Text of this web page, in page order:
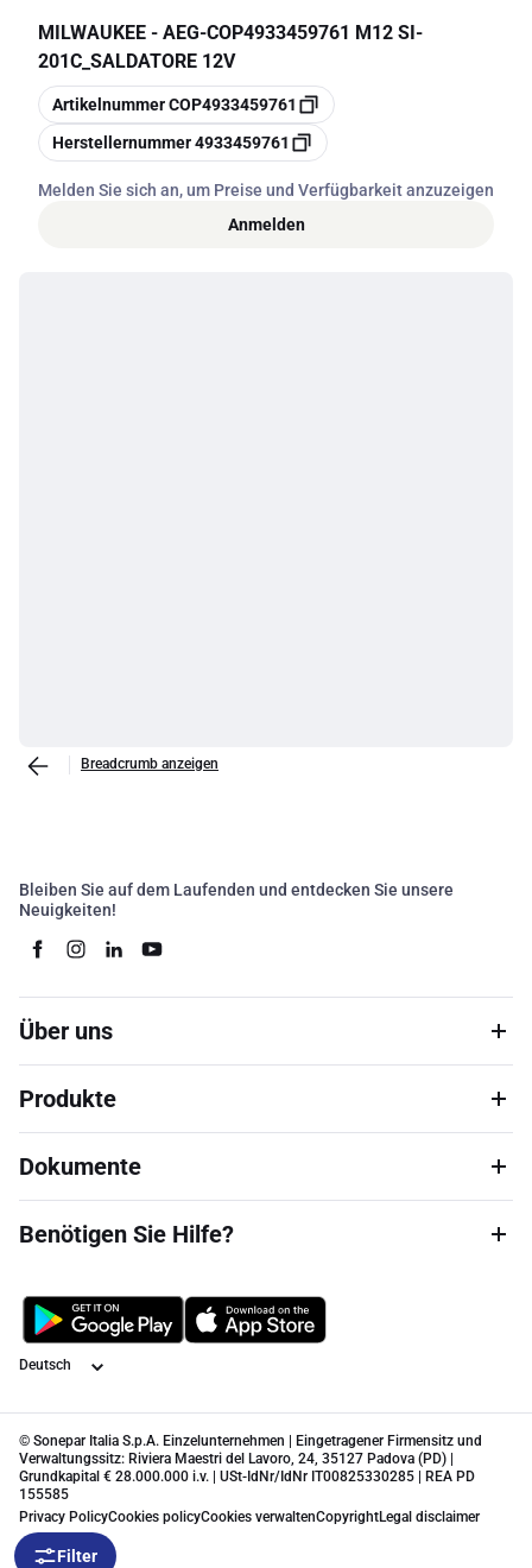
Filter
MILWAUKEE - AEG-COP4933459761 M12 SI-
201C_SALDATORE 12V
Kopieren
ArtikelnummerCOP4933459761
Kopieren
Herstellernummer4933459761
Melden Sie sich an, um Preise und Verfügbarkeit anzuzeigen
Anmelden
Breadcrumb anzeigen
Bleiben Sie auf dem Laufenden und entdecken Sie unsere
Neuigkeiten!
Über uns
Produkte
Dokumente
Benötigen Sie Hilfe?
Sprache
© Sonepar Italia S.p.A. Einzelunternehmen | Eingetragener Firmensitz und
Verwaltungssitz: Riviera Maestri del Lavoro, 24, 35127 Padova (PD) |
Grundkapital € 28.000.000 i.v. | USt-IdNr/IdNr IT00825330285 | REA PD
155585
Privacy PolicyCookies policyCookies verwaltenCopyrightLegal disclaimer